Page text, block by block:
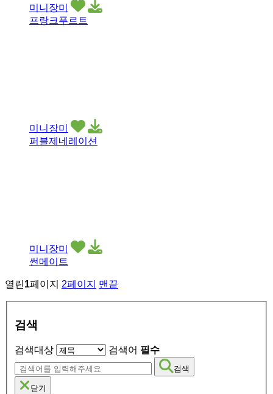
미니장미
프랑크푸르트
미니장미
퍼블제네레이션
미니장미
썬메이트
열린1페이지 2페이지 맨끝
검색
검색대상 검색어 필수
검색
닫기